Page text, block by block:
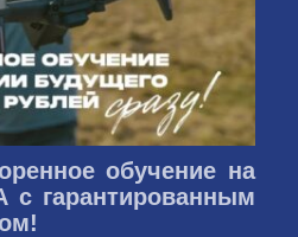
обучение на
с гарантированным